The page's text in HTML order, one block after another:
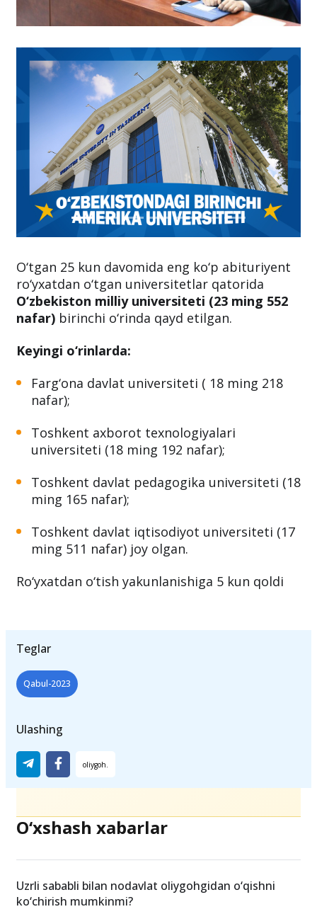
O‘tgan 25 kun davomida eng ko‘p abituriyent
ro‘yxatdan o‘tgan universitetlar qatorida
O‘zbekiston milliy universiteti (23 ming 552
nafar) birinchi o‘rinda qayd etilgan.
Keyingi o‘rinlarda:
Farg‘ona davlat universiteti ( 18 ming 218
nafar);
Toshkent axborot texnologiyalari
universiteti (18 ming 192 nafar);
Toshkent davlat pedagogika universiteti (18
ming 165 nafar);
Toshkent davlat iqtisodiyot universiteti (17
ming 511 nafar) joy olgan.
Ro‘yxatdan o‘tish yakunlanishiga 5 kun qoldi
Teglar
Qabul-2023
Ulashing
O‘xshash xabarlar
Uzrli sababli bilan nodavlat oliygohgidan o‘qishni
ko‘chirish mumkinmi?